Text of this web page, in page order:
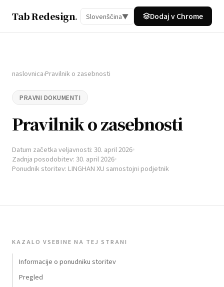
Tab Redesign. Slovenščina▼ Dodaj v Chrome
naslovnica›Pravilnik o zasebnosti
PRAVNI DOKUMENTI
Pravilnik o zasebnosti
Datum začetka veljavnosti: 30. april 2026
Zadnja posodobitev: 30. april 2026
Ponudnik storitev: LINGHAN XU samostojni podjetnik
KAZALO VSEBINE NA TEJ STRANI
Informacije o ponudniku storitev
Pregled